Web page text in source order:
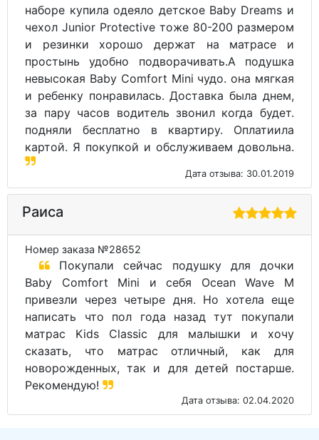
наборе купила одеяло детское Baby Dreams и
чехол Junior Protective тоже 80-200 размером
и резинки хорошо держат на матрасе и
простынь удобно подворачивать.А подушка
невысокая Baby Comfort Mini чудо. она мягкая
и ребенку понравилась. Доставка была днем,
за пару часов водитель звонил когда будет.
подняли бесплатно в квартиру. Оплатиила
картой. Я покупкой и обслуживаем довольна.
Дата отзыва: 30.01.2019
Раиса
Номер заказа №28652
Покупали сейчас подушку для дочки
Baby Comfort Mini и себя Ocean Wave M
привезли через четыре дня. Но хотела еще
написать что пол года назад тут покупали
матрас Kids Classic для малышки и хочу
сказать, что матрас отличный, как для
новорожденных, так и для детей постарше.
Рекомендую!
Дата отзыва: 02.04.2020